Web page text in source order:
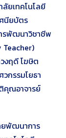
ยเทคโนโลยี
นียบัตร
ารพัฒนาวิชาชีพ
Teacher)
งฤดี โฆษิต
กรรมโยธา
คุณอาจารย์
ยพัฒนาการ